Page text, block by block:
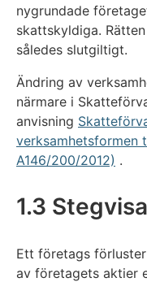
nygrundade
skattskyldiga.
således slutgiltigt.
Ändring av
närmare i
anvisning
verksamhetsformen
A146/200/2012) .
1.3
Ett företags
av företagets aktier